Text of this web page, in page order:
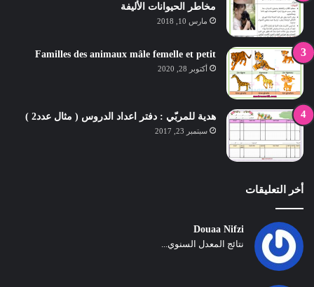
مخاطر الحيوانات الأليفة
مارس 10, 2018
Familles des animaux mâle femelle et petit
أكتوبر 28, 2020
هدية للمربّي : دفتر اعداد الدروس ( مثال عدد2 )
سبتمبر 23, 2017
أخر التعليقات
Douaa Nifzi
نتائج المعدل السنوي...